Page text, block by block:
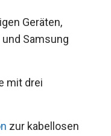
Geräten,
Samsung
mit drei
zur kabellosen